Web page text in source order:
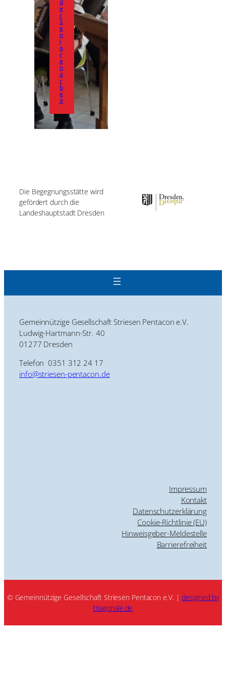
d
e
r
S
e
n
i
o
r
e
n
a
r
b
e
it
Die Begegnungsstätte wird
gefördert durch die
Landeshauptstadt Dresden
Gemeinnützige Gesellschaft Striesen Pentacon e.V.
Ludwig-Hartmann-Str. 40
01277 Dresden
Telefon 0351 312 24 17
info@striesen-pentacon.de
Impressum
Kontakt
Datenschutzerklärung
Cookie-Richtlinie (EU)
Hinweisgeber-Meldestelle
Barrierefreiheit
© Gemeinnützige Gesellschaft Striesen Pentacon e.V. |designed by
triagonale.de